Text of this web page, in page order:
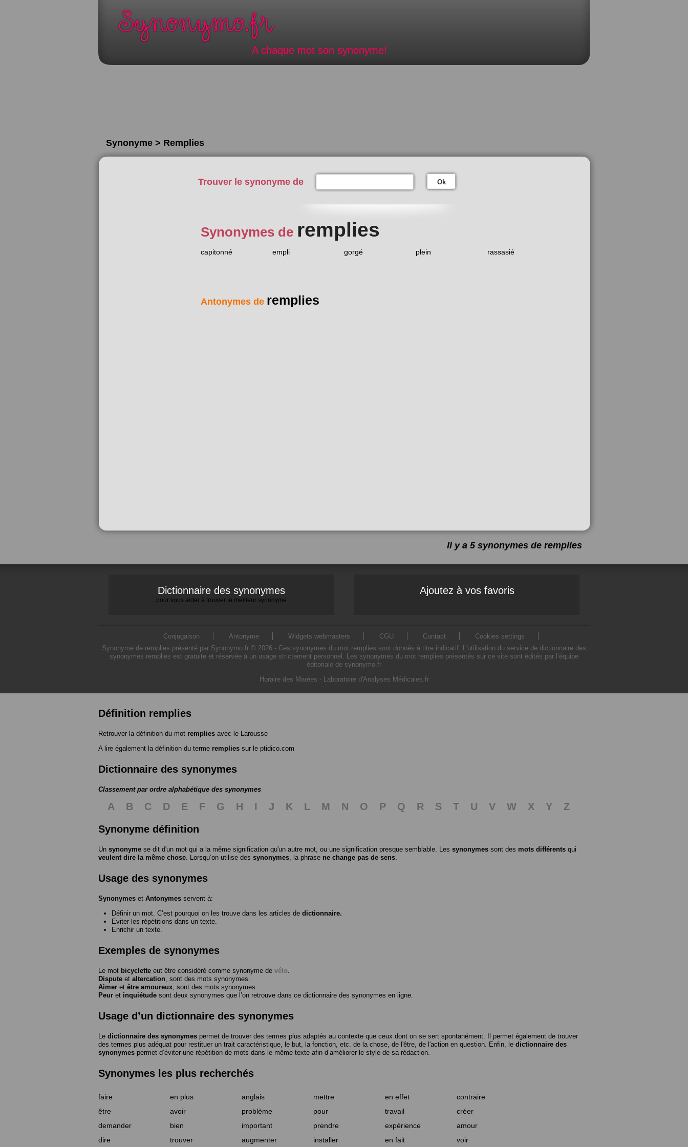
A chaque mot son synonyme!
Synonyme > Remplies
Trouver le synonyme de Ok
Synonymes de remplies
capitonné empli gorgé plein rassasié
Antonymes de remplies
Il y a 5 synonymes de remplies
Dictionnaire des synonymes
pour vous aider à trouver le meilleur synonyme
Ajoutez à vos favoris
Conjugaison Antonyme Widgets webmasters CGU Contact
Cookies settings
Synonyme de remplies présenté par Synonymo.fr © 2026 - Ces synonymes du mot remplies sont donnés à titre indicatif. L'utilisation du service de dictionnaire des
synonymes remplies est gratuite et réservée à un usage strictement personnel. Les synonymes du mot remplies présentés sur ce site sont édités par l’équipe
éditoriale de synonymo.fr
Horaire des Marées - Laboratoire d'Analyses Médicales.fr
Définition remplies
Retrouver la définition du mot remplies avec le Larousse
A lire également la définition du terme remplies sur le ptidico.com
Dictionnaire des synonymes
Classement par ordre alphabétique des synonymes
A B C D E F G H I J K L M N O P Q R S T U V W X Y
Z
Synonyme définition
Un synonyme se dit d'un mot qui a la même signification qu'un autre mot, ou une signification presque semblable. Les synonymes sont des mots différents qui
veulent dire la même chose . Lorsqu’on utilise des synonymes , la phrase ne change pas de sens
Usage des synonymes
Synonymes et Antonymes servent à:
Définir un mot. C’est pourquoi on les trouve dans les articles de dictionnaire.
Eviter les répétitions dans un texte.
Enrichir un texte.
Exemples de synonymes
Le mot bicyclette eut être considéré comme synonyme de vélo
Dispute et altercation , sont des mots synonymes.
Aimer et être amoureux , sont des mots synonymes.
Peur et inquiétude sont deux synonymes que l’on retrouve dans ce dictionnaire des synonymes en ligne.
Usage d’un dictionnaire des synonymes
Le dictionnaire des synonymes permet de trouver des termes plus adaptés au contexte que ceux dont on se sert spontanément. Il permet également de trouver
des termes plus adéquat pour restituer un trait caractéristique, le but, la fonction, etc. de la chose, de l'être, de l'action en question. Enfin, le dictionnaire des
synonymes permet d’éviter une répétition de mots dans le même texte afin d’améliorer le style de sa rédaction.
Synonymes les plus recherchés
faire en plus anglais mettre en effet
contraire
être
avoir problème pour travail
créer
demander
bien important prendre expérience
amour
dire
trouver augmenter installer en fait voir